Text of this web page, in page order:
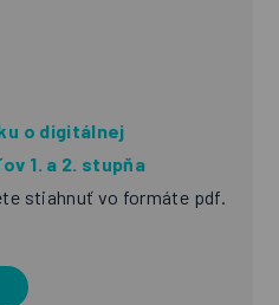
o digitálnej
1. a 2. stupňa
stiahnuť vo formáte pdf.